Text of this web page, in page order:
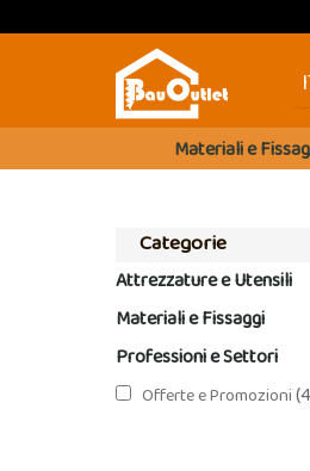
Materiali e
Categorie
Attrezzature e Utensili
Materiali e Fissaggi
Professioni e Settori
Offerte e Promozioni